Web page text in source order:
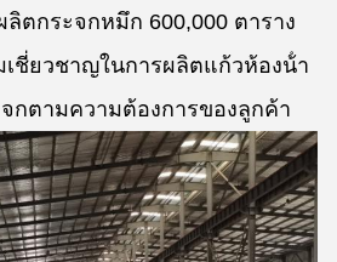
ตกระจกหมึก 600,000 ตาราง
เชี่ยวชาญในการผลิตแก้วห้องน้ํา
กตามความต้องการของลูกค้า